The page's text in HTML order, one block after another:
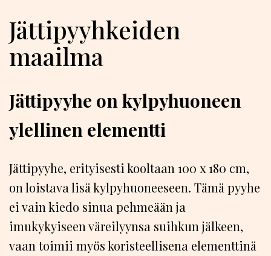
Jättipyyhkeiden
maailma
Jättipyyhe on kylpyhuoneen
ylellinen elementti
Jättipyyhe, erityisesti kooltaan 100 x 180 cm,
on loistava lisä kylpyhuoneeseen. Tämä pyyhe
ei vain kiedo sinua pehmeään ja
imukykyiseen väreilyynsa suihkun jälkeen,
vaan toimii myös koristeellisena elementtinä